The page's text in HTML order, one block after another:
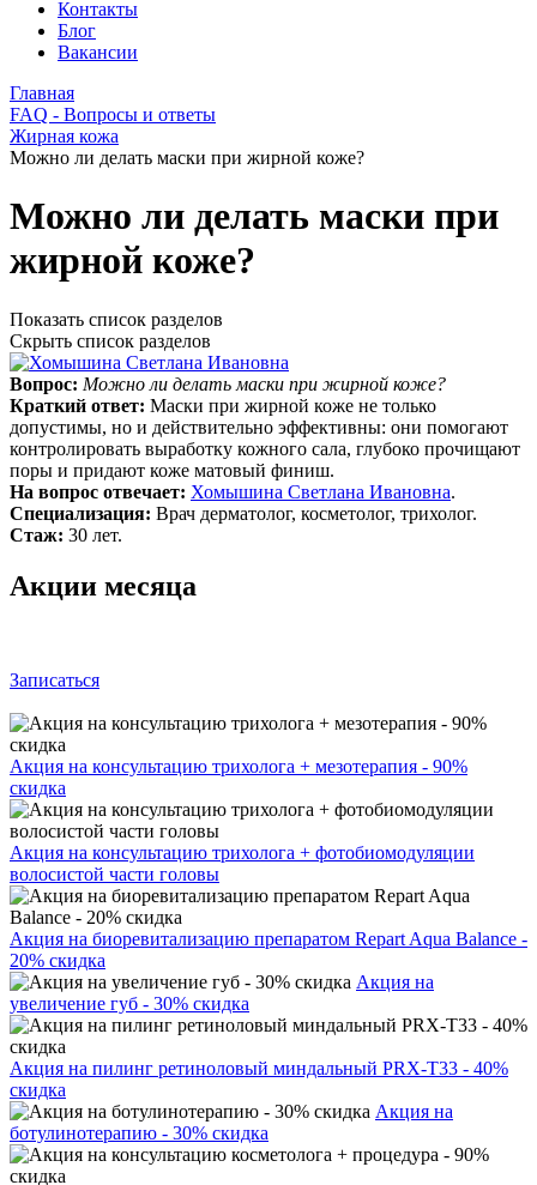
Контакты
Блог
Вакансии
Главная
FAQ - Вопросы и ответы
Жирная кожа
Можно ли делать маски при жирной коже?
Можно ли делать маски при
жирной коже?
Показать список разделов
Скрыть список разделов
Вопрос: Можно ли делать маски при жирной коже?
Краткий ответ: Маски при жирной коже не только
допустимы, но и действительно эффективны: они помогают
контролировать выработку кожного сала, глубоко прочищают
поры и придают коже матовый финиш.
На вопрос отвечает: Хомышина Светлана Ивановна.
Специализация: Врач дерматолог, косметолог, трихолог.
Стаж: 30 лет.
Акции месяца
Записаться
Акция на консультацию трихолога + мезотерапия - 90%
скидка
Акция на консультацию трихолога + фотобиомодуляции
волосистой части головы
Акция на биоревитализацию препаратом Repart Aqua Balance -
20% скидка
Акция на
увеличение губ - 30% скидка
Акция на пилинг ретиноловый миндальный PRX-T33 - 40%
скидка
Акция на
ботулинотерапию - 30% скидка